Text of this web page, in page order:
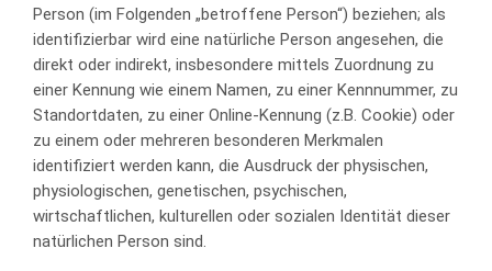
Person (im Folgenden „betroffene Person“) beziehen; als
identifizierbar wird eine natürliche Person angesehen, die
direkt oder indirekt, insbesondere mittels Zuordnung zu
einer Kennung wie einem Namen, zu einer Kennnummer, zu
Standortdaten, zu einer Online-Kennung (z.B. Cookie) oder
zu einem oder mehreren besonderen Merkmalen
identifiziert werden kann, die Ausdruck der physischen,
physiologischen, genetischen, psychischen,
wirtschaftlichen, kulturellen oder sozialen Identität dieser
natürlichen Person sind.